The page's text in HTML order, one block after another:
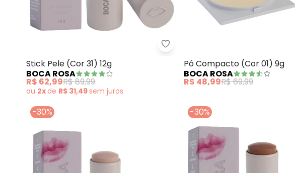
Boca Rosa - Stick Pele (Cor 31) 12g
Stick Pele (Cor 31) 12g
BOCA ROSA
R$ 62,99R$ 89,99
ou 2xde R$ 31,49sem juros
Pó Compacto (Cor 01) 9g
BOCA ROSA
R$ 48,99R$ 69,99
-30% -30%